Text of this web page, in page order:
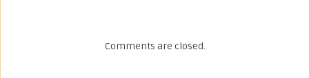
Comments are closed.